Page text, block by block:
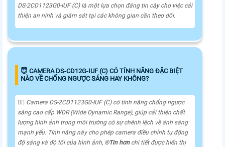
DS-2CD1123G0-IUF (C) là một lựa chọn đáng tin cậy cho việc cải
thiện an ninh và giám sát tại các không gian cần theo dõi.
😇 CAMERA DS-CD12G-IUF (C) CÓ TÍNH NĂNG ĐẶC BIỆT
NÀO VỀ CHỐNG NGƯỢC SÁNG HAY KHÔNG?
🙆‍♀️ Camera DS-2CD1123G0-IUF (C) có tính năng chống ngược
sáng cao cấp WDR (Wide Dynamic Range), giúp cải thiện chất
lượng hình ảnh trong môi trường có sự chênh lệch về ánh sáng
mạnh yếu. Tính năng này cho phép camera điều chỉnh tự động
độ sáng và độ tối của hình ảnh, ®️Tin hơnchi tiết được hiển thị